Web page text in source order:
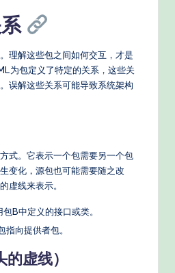
理解这些包之间如何交互，才是
为包定义了特定的关系，这些关
误解这些关系可能导致系统架构
式。它表示一个包需要另一个包
变化，源包也可能需要随之改
虚线来表示。
B中定义的接口或类。
指向提供者包。
虚线）